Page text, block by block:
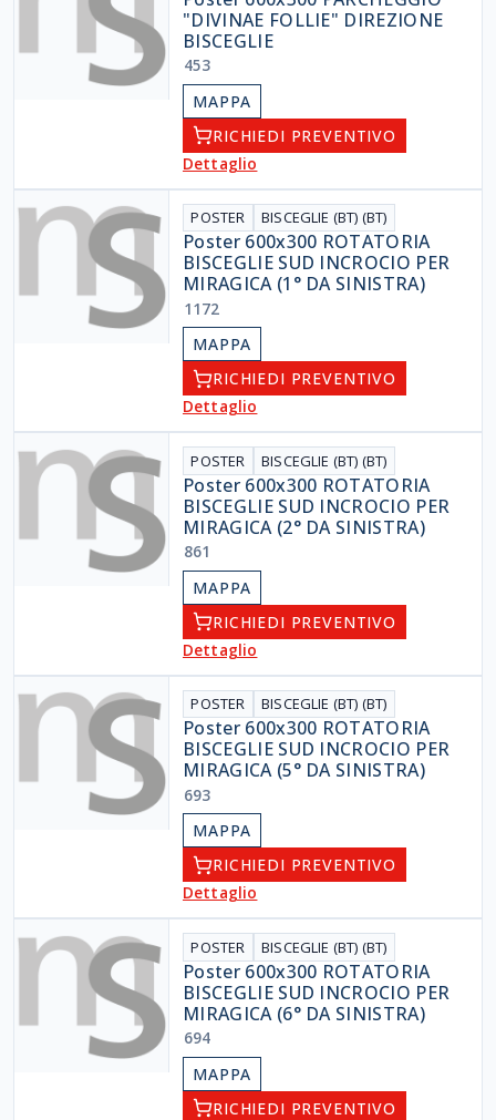
"DIVINAE FOLLIE" DIREZIONE
BISCEGLIE
453
MAPPA
RICHIEDI PREVENTIVO
Dettaglio
POSTER BISCEGLIE (BT) (BT)
Poster 600x300 ROTATORIA
BISCEGLIE SUD INCROCIO PER
MIRAGICA (1° DA SINISTRA)
1172
MAPPA
RICHIEDI PREVENTIVO
Dettaglio
POSTER BISCEGLIE (BT) (BT)
Poster 600x300 ROTATORIA
BISCEGLIE SUD INCROCIO PER
MIRAGICA (2° DA SINISTRA)
861
MAPPA
RICHIEDI PREVENTIVO
Dettaglio
POSTER BISCEGLIE (BT) (BT)
Poster 600x300 ROTATORIA
BISCEGLIE SUD INCROCIO PER
MIRAGICA (5° DA SINISTRA)
693
MAPPA
RICHIEDI PREVENTIVO
Dettaglio
POSTER BISCEGLIE (BT) (BT)
Poster 600x300 ROTATORIA
BISCEGLIE SUD INCROCIO PER
MIRAGICA (6° DA SINISTRA)
694
MAPPA
RICHIEDI PREVENTIVO